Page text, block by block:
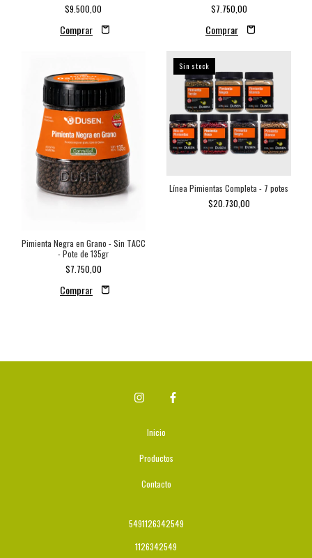
$9.500,00
$7.750,00
Pimienta Negra en Grano - Sin TACC
- Pote de 135gr
$7.750,00
Sin stock
Línea Pimientas Completa - 7 potes
$20.730,00
Inicio
Productos
Contacto
5491126342549
1126342549